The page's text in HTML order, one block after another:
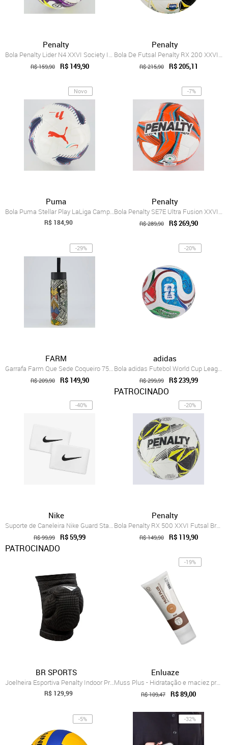
Penalty
Bola Penalty Lider N4 XXVI Society Infan...
R$ 159,90 R$ 149,90
Penalty
Bola De Futsal Penalty RX 200 XXVI Termo...
R$ 215,90 R$ 205,11
Novo
Puma
Bola Puma Stellar Play LaLiga Campo Branca
R$ 184,90
-7%
Penalty
Bola Penalty SE7E Ultra Fusion XXVI Soci...
R$ 289,90 R$ 269,90
-29%
FARM
Garrafa Farm Que Sede Coqueiro 750ml
R$ 209,90 R$ 149,90
-20%
adidas
Bola adidas Futebol World Cup League Unisex JD8045
R$ 299,99 R$ 239,99
PATROCINADO
-40%
Nike
Suporte de Caneleira Nike Guard Stay II Unissex
R$ 99,99 R$ 59,99
PATROCINADO
-20%
Penalty
Bola Penalty RX 500 XXVI Futsal Branca
R$ 149,90 R$ 119,90
BR SPORTS
Joelheira Esportiva Penalty Indoor Pro Xxv
R$ 129,99
-19%
Enluaze
Muss Plus - Hidratação e maciez profunda...
R$ 109,47 R$ 89,00
-5% -32%